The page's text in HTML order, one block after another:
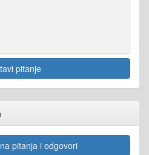
pitanje
pitanja i odgovori